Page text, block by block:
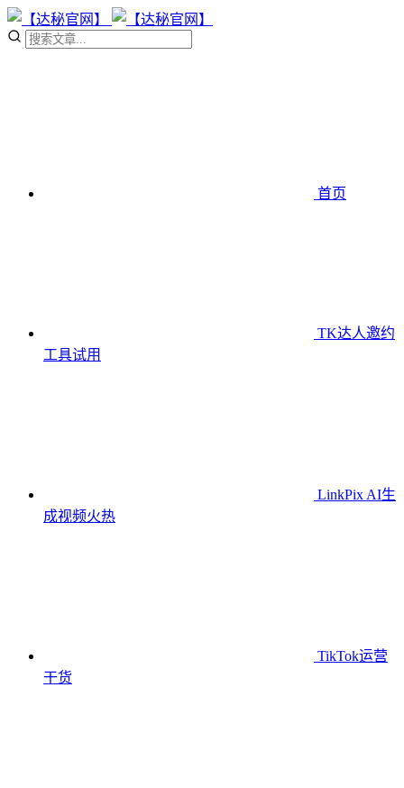
首页
TK达人邀约
工具试用
LinkPix AI生
成视频火热
TikTok运营
干货